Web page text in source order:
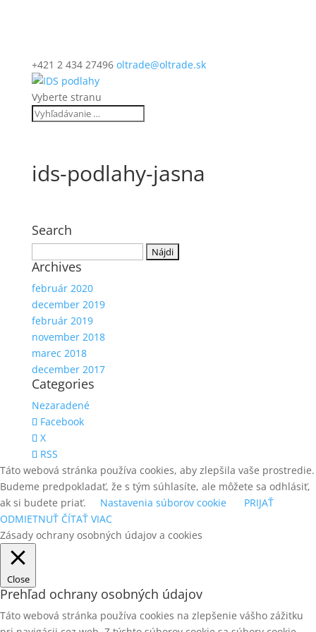
+421 2 434 27496 oltrade@oltrade.sk
Vyberte stranu
ids-podlahy-jasna
Search
Archives
február 2020
december 2019
február 2019
november 2018
marec 2018
december 2017
Categories
Nezaradené
Facebook
X
RSS
Táto webová stránka používa cookies, aby zlepšila vaše prostredie.
Budeme predpokladať, že s tým súhlasíte, ale môžete sa odhlásiť,
ak si budete priať.
Nastavenia súborov cookie
PRIJAŤ
ODMIETNUŤ ČÍTAŤ VIAC
Zásady ochrany osobných údajov a cookies
Close
Prehľad ochrany osobných údajov
Táto webová stránka používa cookies na zlepšenie vášho zážitku